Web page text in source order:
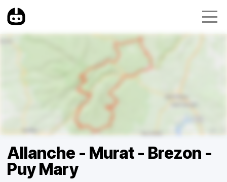
Allanche - Murat - Brezon -
Puy Mary